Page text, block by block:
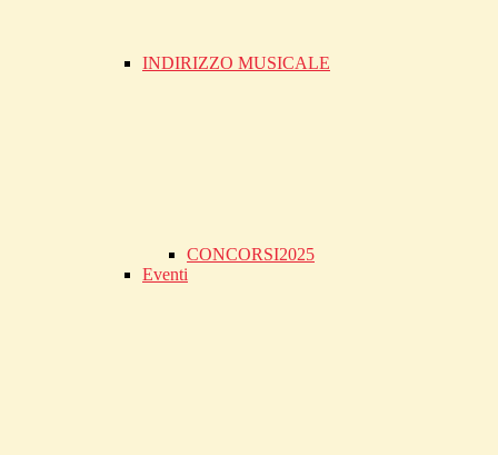
INDIRIZZO MUSICALE
CONCORSI2025
Eventi